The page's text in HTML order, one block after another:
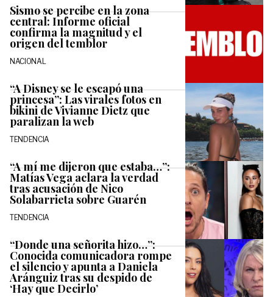
Sismo se percibe en la zona
central: Informe oficial
confirma la magnitud y el
origen del temblor
NACIONAL
“A Disney se le escapó una
princesa”: Las virales fotos en
bikini de Vivianne Dietz que
paralizan la web
TENDENCIA
“A mí me dijeron que estaba…”:
Matías Vega aclara la verdad
tras acusación de Nico
Solabarrieta sobre Guarén
TENDENCIA
“Donde una señorita hizo…”:
Conocida comunicadora rompe
el silencio y apunta a Daniela
Aránguiz tras su despido de
‘Hay que Decirlo’